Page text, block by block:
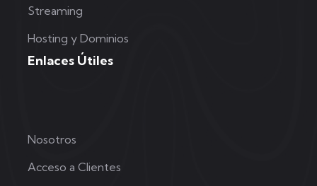
Streaming
Hosting y Dominios
Enlaces Útiles
Nosotros
Acceso a Clientes